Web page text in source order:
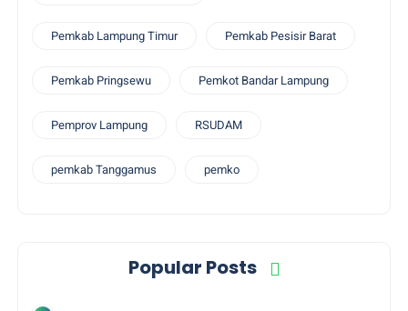
Pemkab Lampung Timur Pemkab Pesisir Barat
Pemkab Pringsewu Pemkot Bandar Lampung
Pemprov Lampung RSUDAM
pemkab Tanggamus pemko
Popular Posts